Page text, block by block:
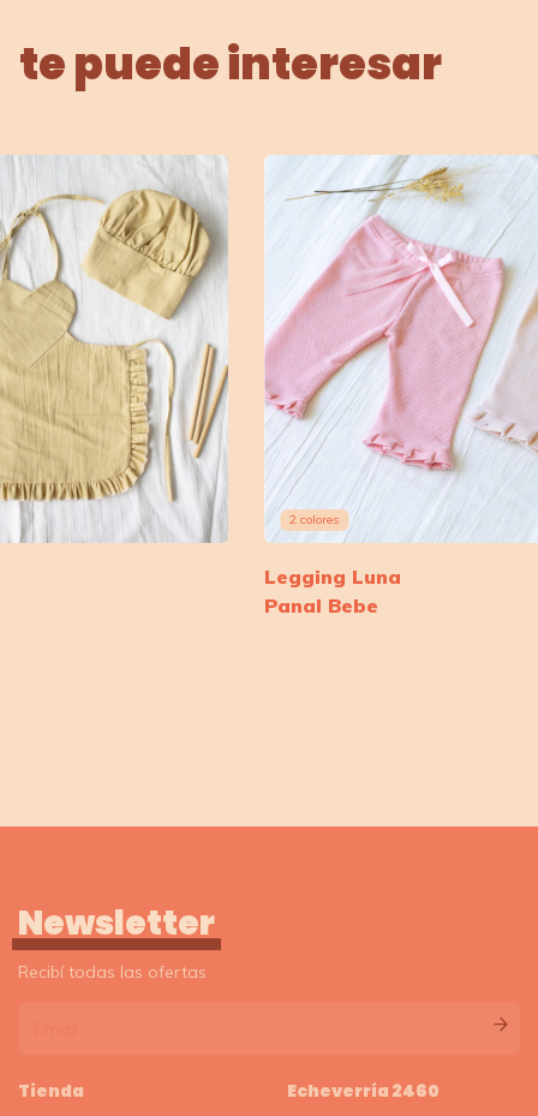
te puede interesar
2 colores
Legging Luna
Panal Bebe
Newsletter
Recibí todas las ofertas
Tienda Echeverría 2460